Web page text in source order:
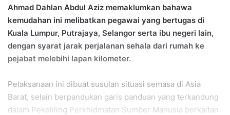
Ahmad Dahlan Abdul Aziz memaklumkan bahawa
kemudahan ini melibatkan pegawai yang bertugas di
Kuala Lumpur, Putrajaya, Selangor serta ibu negeri lain,
dengan syarat jarak perjalanan sehala dari rumah ke
pejabat melebihi lapan kilometer.
Pelaksanaan ini dibuat susulan situasi semasa di Asia
Barat, selain berpandukan garis panduan yang terkandung
dalam Pekeliling Perkhidmatan Sumber Manusia berkaitan